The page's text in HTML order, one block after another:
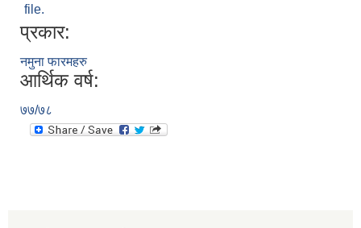
file.
प्रकार:
नमुना फारमहरु
आर्थिक वर्ष:
७७/७८